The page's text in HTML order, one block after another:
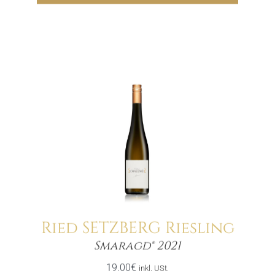
Ried SETZBERG Riesling
Smaragd® 2021
19.00€ inkl. USt.
Menge